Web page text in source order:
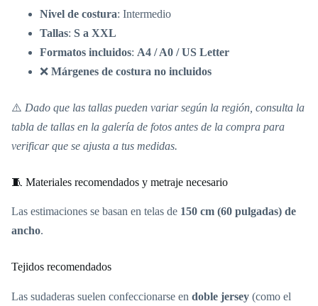
Nivel de costura: Intermedio
Tallas: S a XXL
Formatos incluidos: A4 / A0 / US Letter
❌ Márgenes de costura no incluidos
⚠️ Dado que las tallas pueden variar según la región, consulta la
tabla de tallas en la galería de fotos antes de la compra para
verificar que se ajusta a tus medidas.
🧵 Materiales recomendados y metraje necesario
Las estimaciones se basan en telas de 150 cm (60 pulgadas) de
ancho.
Tejidos recomendados
Las sudaderas suelen confeccionarse en doble jersey (como el